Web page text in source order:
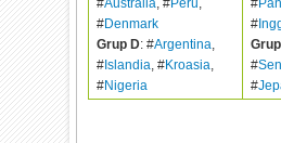
#Australia, #Peru,
#Denmark
Grup D: #Argentina,
# Islandia, #Kroasia,
#Nigeria
#
#
#
#